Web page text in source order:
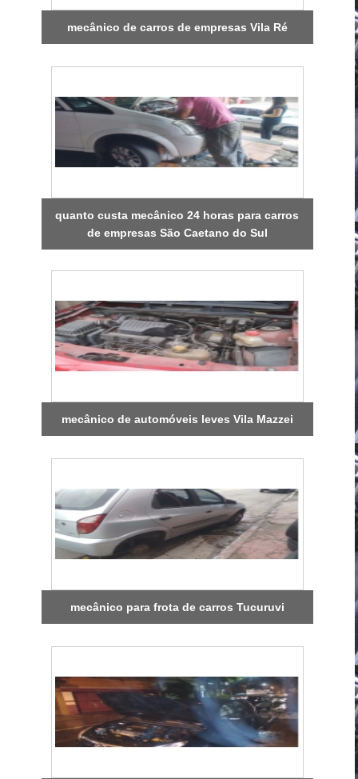
mecânico de carros de empresas Vila Ré
quanto custa mecânico 24 horas para carros
de empresas São Caetano do Sul
mecânico de automóveis leves Vila Mazzei
mecânico para frota de carros Tucuruvi